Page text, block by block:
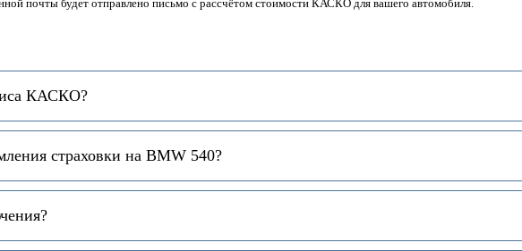
почты будет отправлено письмо с рассчётом стоимости КАСКО для вашего автомобиля.
КАСКО?
страховки на BMW 540?